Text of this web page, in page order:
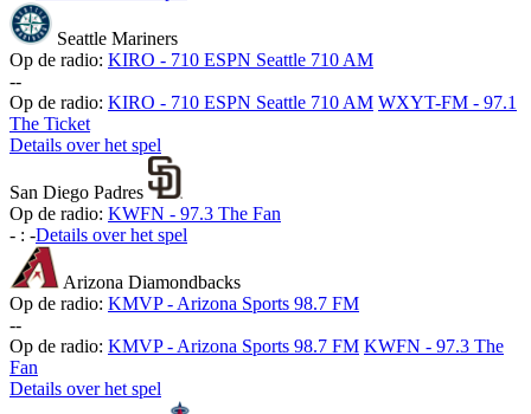
Seattle Mariners
Op de radio: KIRO - 710 ESPN Seattle 710 AM
--
Op de radio: KIRO - 710 ESPN Seattle 710 AM WXYT-FM - 97.1
The Ticket
Details over het spel
San Diego Padres
Op de radio: KWFN - 97.3 The Fan
- : -Details over het spel
Arizona Diamondbacks
Op de radio: KMVP - Arizona Sports 98.7 FM
--
Op de radio: KMVP - Arizona Sports 98.7 FM KWFN - 97.3 The
Fan
Details over het spel